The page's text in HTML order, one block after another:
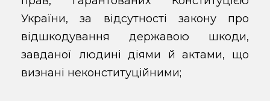
України, за відсутності закону про
відшкодування державою шкоди,
завданої людині діями й актами, що
визнані неконституційними;